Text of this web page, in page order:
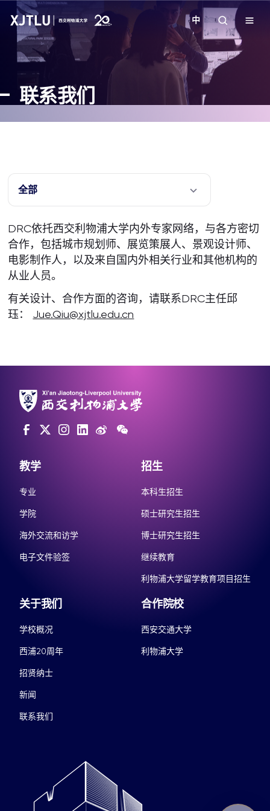
招生
学院
校园生活
关于我们
中
联系我们
全部
DRC依托西交利物浦大学内外专家网络，与各方密切
合作，包括城市规划师、展览策展人、景观设计师、
电影制作人，以及来自国内外相关行业和其他机构的
从业人员。
有关设计、合作方面的咨询，请联系DRC主任邱
珏： Jue.Qiu@xjtlu.edu.cn
教学
专业
学院
海外交流和访学
电子文件验签
招生
本科生招生
硕士研究生招生
博士研究生招生
继续教育
利物浦大学留学教育项目招生
关于我们
学校概况
西浦20周年
招贤纳士
新闻
联系我们
合作院校
西安交通大学
利物浦大学